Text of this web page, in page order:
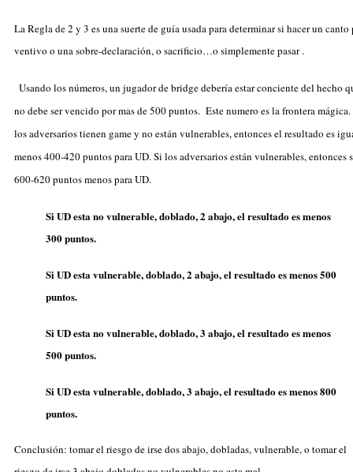
La Regla de 2 y 3 es una suerte de guía usada para determinar si hacer un canto
ventivo o una sobre-declaración, o sacrificio…o simplemente pasar .
Usando los números, un jugador de bridge debería estar conciente del hecho
no debe ser vencido por mas de 500 puntos. Este numero es la frontera mágica.
los adversarios tienen game y no están vulnerables, entonces el resultado es
menos 400-420 puntos para UD. Si los adversarios están vulnerables, entonces
600-620 puntos menos para UD.
Si UD esta no vulnerable, doblado, 2 abajo, el resultado es menos
300 puntos.
Si UD esta vulnerable, doblado, 2 abajo, el resultado es menos 500
puntos.
Si UD esta no vulnerable, doblado, 3 abajo, el resultado es menos
500 puntos.
Si UD esta vulnerable, doblado, 3 abajo, el resultado es menos 800
puntos.
Conclusión: tomar el riesgo de irse dos abajo, dobladas, vulnerable, o tomar el